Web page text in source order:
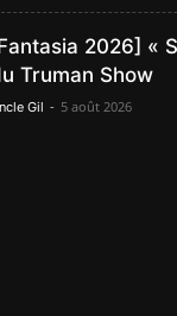
2026] «
Truman Show
Gil - 5 août 2026